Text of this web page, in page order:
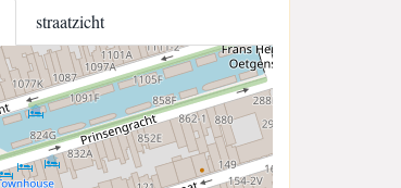
straatzicht